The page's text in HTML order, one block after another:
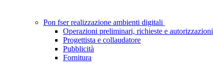
Pon fser realizzazione ambienti digitali
Operazioni preliminari, richieste e autorizzazioni
Progettista e collaudatore
Pubblicità
Fornitura